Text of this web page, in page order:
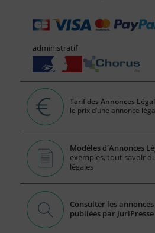
administratif
Tarif des Annonces
le prix d’une annonce
Modèles d'Annonces
exemples, tout savoir
légales
Consulter les
publiées par JuriPresse